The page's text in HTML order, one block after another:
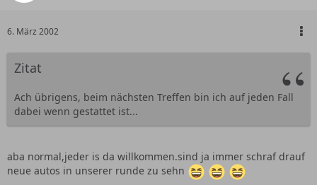
6. März 2002
Zitat
Ach übrigens, beim nächsten Treffen bin ich auf jeden Fall
dabei wenn gestattet ist...
aba normal,jeder is da willkommen.sind ja immer schraf drauf
neue autos in unserer runde zu sehn